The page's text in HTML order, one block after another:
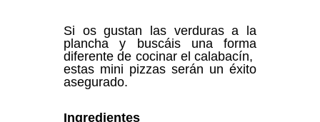
Si os gustan las verduras a la
plancha y buscáis una forma
diferente de cocinar el calabacín,
estas mini pizzas serán un éxito
asegurado.
Ingredientes